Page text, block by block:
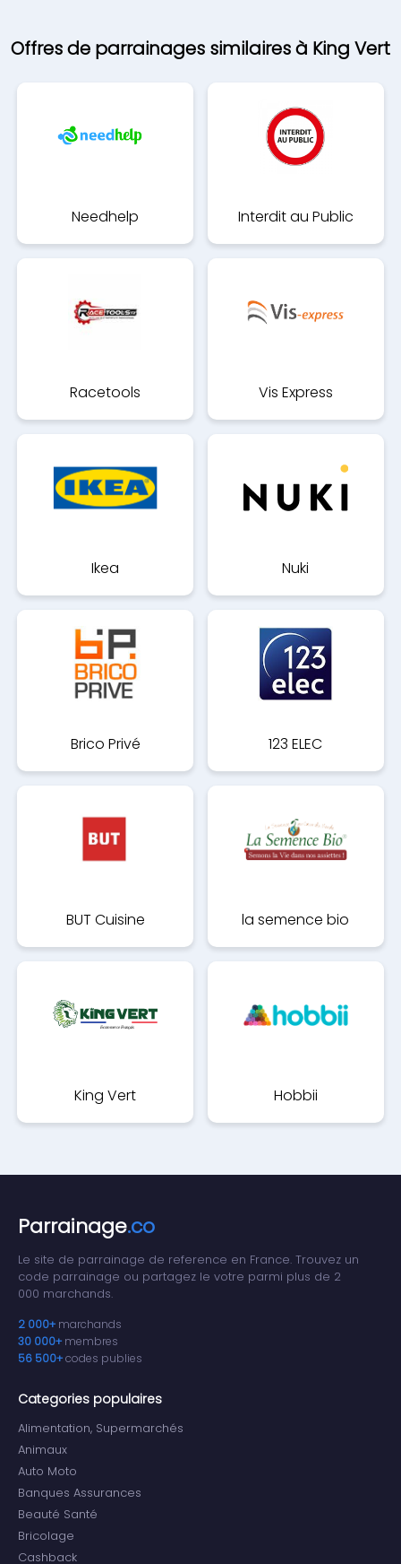
Offres de parrainages similaires à King Vert
Needhelp Interdit au Public
Racetools Vis Express
Ikea Nuki
Brico Privé 123 ELEC
BUT Cuisine la semence bio
King Vert Hobbii
Parrainage.co
Le site de parrainage de reference en France. Trouvez un
code parrainage ou partagez le votre parmi plus de 2
000 marchands.
2 000+ marchands
30 000+ membres
56 500+codes publies
Categories populaires
Alimentation, Supermarchés
Animaux
Auto Moto
Banques Assurances
Beauté Santé
Bricolage
Cashback